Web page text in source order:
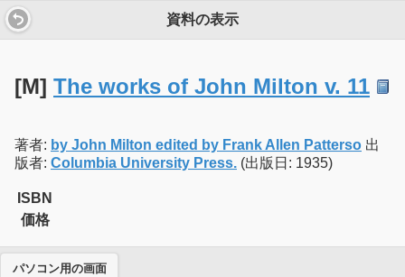
資料の表示
[M] The works of John Milton v. 11
著者: by John Milton edited by Frank Allen Patterso 出
版者: Columbia University Press. (出版日: 1935)
ISBN
価格
パソコン用の画面